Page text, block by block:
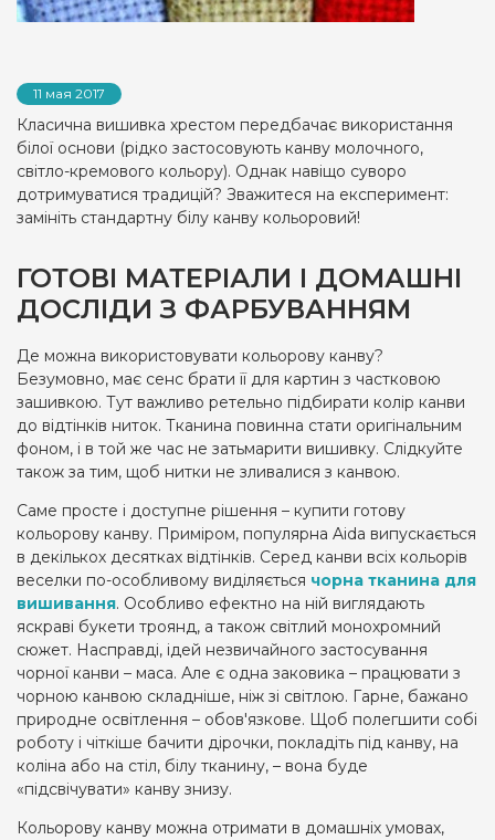
11 мая 2017
Класична вишивка хрестом передбачає використання
білої основи (рідко застосовують канву молочного,
світло-кремового кольору). Однак навіщо суворо
дотримуватися традицій? Зважитеся на експеримент:
замініть стандартну білу канву кольоровий!
ГОТОВІ МАТЕРІАЛИ І ДОМАШНІ
ДОСЛІДИ З ФАРБУВАННЯМ
Де можна використовувати кольорову канву?
Безумовно, має сенс брати її для картин з частковою
зашивкою. Тут важливо ретельно підбирати колір канви
до відтінків ниток. Тканина повинна стати оригінальним
фоном, і в той же час не затьмарити вишивку. Слідкуйте
також за тим, щоб нитки не зливалися з канвою.
Саме просте і доступне рішення – купити готову
кольорову канву. Приміром, популярна Aida випускається
в декількох десятках відтінків. Серед канви всіх кольорів
веселки по-особливому виділяється чорна тканина для
вишивання. Особливо ефектно на ній виглядають
яскраві букети троянд, а також світлий монохромний
сюжет. Насправді, ідей незвичайного застосування
чорної канви – маса. Але є одна заковика – працювати з
чорною канвою складніше, ніж зі світлою. Гарне, бажано
природне освітлення – обов'язкове. Щоб полегшити собі
роботу і чіткіше бачити дірочки, покладіть під канву, на
коліна або на стіл, білу тканину, – вона буде
«підсвічувати» канву знизу.
Кольорову канву можна отримати в домашніх умовах,